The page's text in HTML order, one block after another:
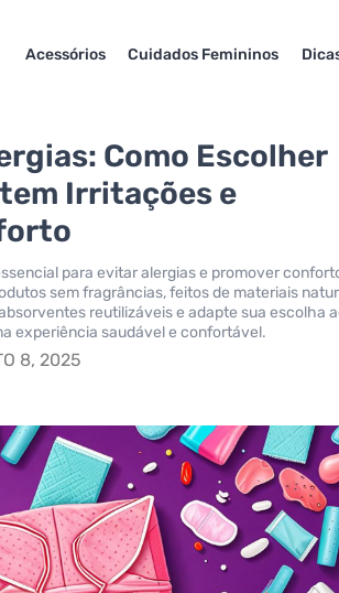
Acessórios Cuidados Femininos
Como Escolher
Irritações e
para evitar alergias e promover
sem fragrâncias, feitos de materiais
reutilizáveis e adapte sua escolha
experiência saudável e confortável.
8, 2025